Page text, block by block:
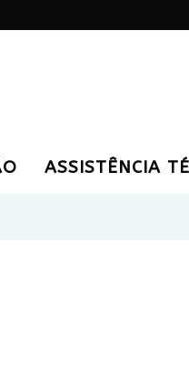
ASSISTÊNCIA